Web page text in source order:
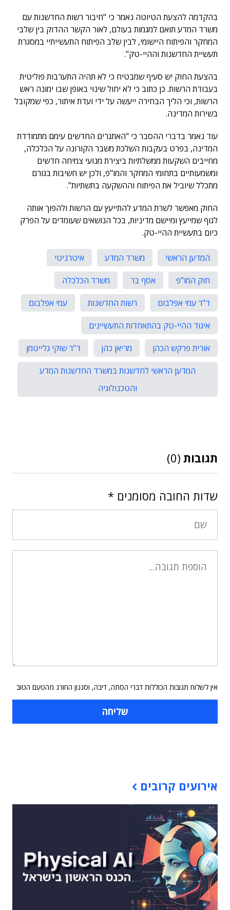
בהקדמה להצעת הטיוטה נאמר כי "חיבור רשות החדשנות עם
משרד המדע תואם למגמות בעולם, לאור הקשר ההדוק בין שלבי
המחקר והפיתוח היישומי, לבין שלב הפיתוח התעשייתיי במסגרת
תעשיית החדשנות וההיי-טק".
בהצעת החוק יש סעיף שמבטיח כי לא תהיה התערבות פוליטית
בעבודת הרשות. כן כתוב כי לא יחול שינוי באופן שבו ימונה ראש
הרשות, וכי הליך הבחירה ייעשה על ידי ועדת איתור, כפי שמקובל
בשירות המדינה.
עוד נאמר בדברי ההסבר כי "האתגרים החדשים עימם מתמודדת
המדינה, בפרט בעקבות השלכת משבר הקורונה על הכלכלה,
מחייבים השקעות ממשלתיות ביצירת מנועי צמיחה חדשים
ומשמעותיים בתחומי המחקר והמו"פ, ולכן יש חשיבות בגורם
מתכלל שיוביל את הפיתוח וההשקעה בתשתיות".
החוק מאפשר לשרת המדע להתייעץ עם הרשות ולהפוך אותה
לגוף שמייעץ ומיישם מדיניות, בכל הנושאים שעומדים על הפרק
כיום בתעשיית ההיי-טק.
המדען הראשי משרד המדע
איטרניטי
חוק המו"פ
אסף בר
משרד הכלכלה
ד"ר עמי אפלבום
רשות החדשנות
עמי אפלבום
איגוד ההיי-טק בהתאחדות התעשיינים
אורית פרקש הכהן
מריאן כהן
ד"ר שוקי גלייטמן
המדען הראשי לחדשנות במשרד החדשנות המדע
והטכנולוגיה
תגובות (0)
שדות החובה מסומנים *
אין לשלוח תגובות הכוללות דברי הסתה, דיבה, וסגנון החורג מהטעם הטוב
אירועים קרובים